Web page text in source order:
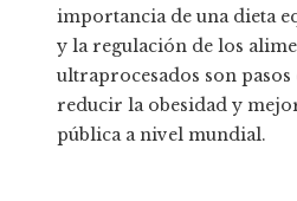
importancia de una dieta
y la regulación de los
ultraprocesados son pasos
reducir la obesidad y
pública a nivel mundial.